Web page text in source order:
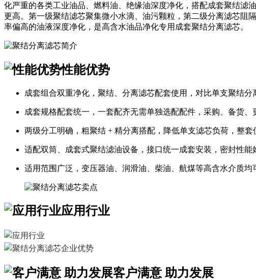
化严重的各类工业油品、燃料油、绝缘油深度净化，搭配成套聚结滤
更高。第一级聚结滤芯聚集微小水滴、油污颗粒，第二级分离滤芯阻
率偏高的油液深度净化，是高含水油品净化专用成套聚结分离滤芯。
性能优势
成套组合双重净化，聚结、分离滤芯配套使用，对比单支聚结分
成套规格配套统一，一套配齐无需单独选配配件，采购、备货、
两级分工明确，粗聚结 + 精分离搭配，降低单支滤芯负荷，整套
适配双筒、成套式聚结滤油设备，接口统一成套安装，密封性能
适用范围广泛，变压器油、润滑油、柴油、航煤等高含水介质均
应用行业
客户满意 助力发展